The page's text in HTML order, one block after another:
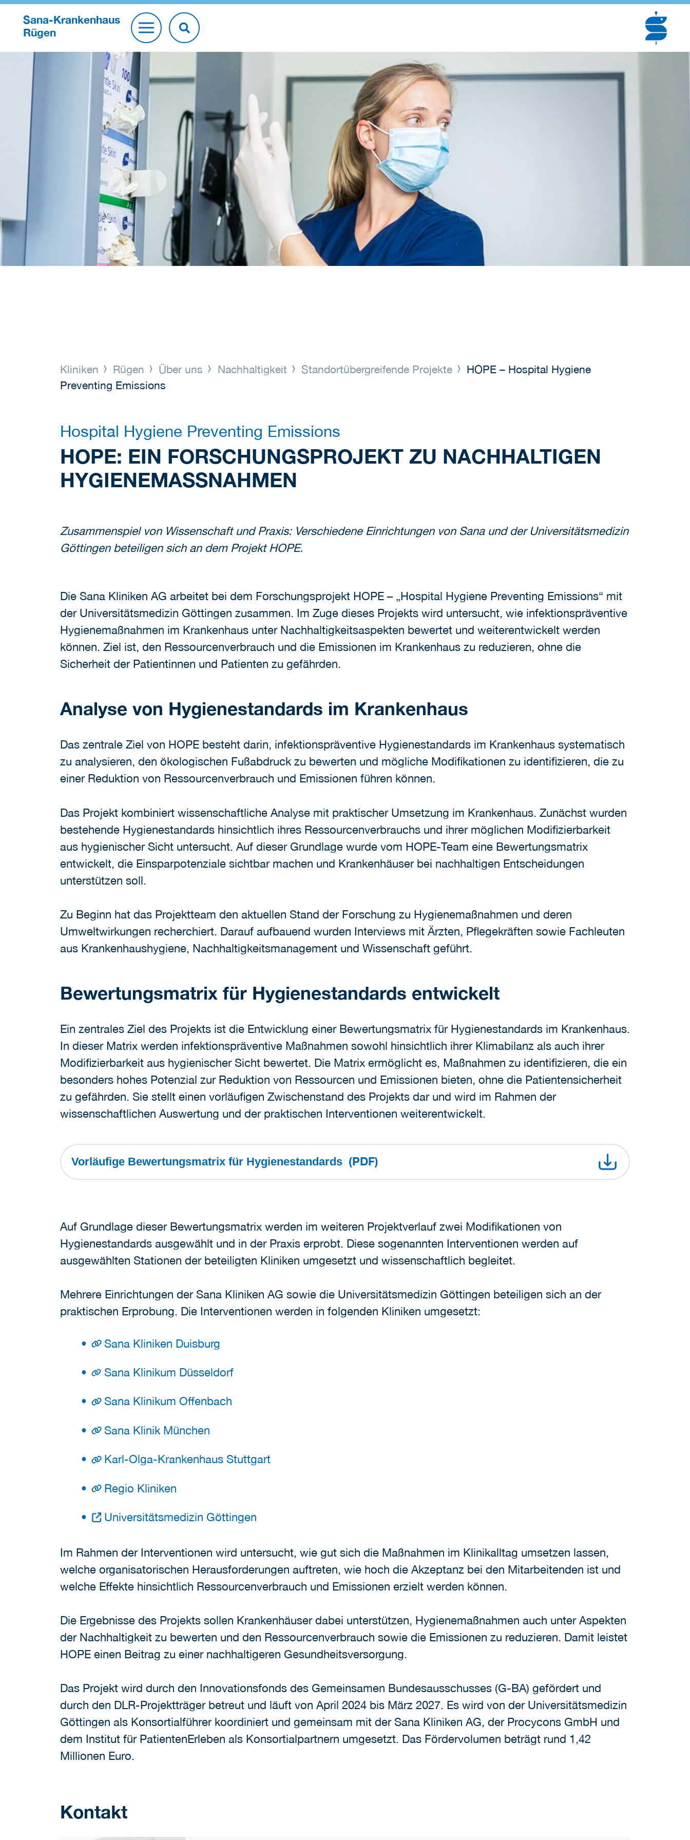
Sana-Krankenhaus
Rügen
Kliniken Rügen Über uns Nachhaltigkeit Standortübergreifende Projekte
HOPE – Hospital Hygiene
Preventing Emissions
Hospital Hygiene Preventing Emissions
HOPE: EIN FORSCHUNGSPROJEKT ZU NACHHALTIGEN
HYGIENEMASSNAHMEN
Zusammenspiel von Wissenschaft und Praxis: Verschiedene Einrichtungen von Sana und der Universitätsmedizin
Göttingen beteiligen sich an dem Projekt HOPE.
Die Sana Kliniken AG arbeitet bei dem Forschungsprojekt HOPE – „Hospital Hygiene Preventing Emissions“ mit
der Universitätsmedizin Göttingen zusammen. Im Zuge dieses Projekts wird untersucht, wie infektionspräventive
Hygienemaßnahmen im Krankenhaus unter Nachhaltigkeitsaspekten bewertet und weiterentwickelt werden
können. Ziel ist, den Ressourcenverbrauch und die Emissionen im Krankenhaus zu reduzieren, ohne die
Sicherheit der Patientinnen und Patienten zu gefährden.
Analyse von Hygienestandards im Krankenhaus
Das zentrale Ziel von HOPE besteht darin, infektionspräventive Hygienestandards im Krankenhaus systematisch
zu analysieren, den ökologischen Fußabdruck zu bewerten und mögliche Modifikationen zu identifizieren, die zu
einer Reduktion von Ressourcenverbrauch und Emissionen führen können.
Das Projekt kombiniert wissenschaftliche Analyse mit praktischer Umsetzung im Krankenhaus. Zunächst wurden
bestehende Hygienestandards hinsichtlich ihres Ressourcenverbrauchs und ihrer möglichen Modifizierbarkeit
aus hygienischer Sicht untersucht. Auf dieser Grundlage wurde vom HOPE-Team eine Bewertungsmatrix
entwickelt, die Einsparpotenziale sichtbar machen und Krankenhäuser bei nachhaltigen Entscheidungen
unterstützen soll.
Zu Beginn hat das Projektteam den aktuellen Stand der Forschung zu Hygienemaßnahmen und deren
Umweltwirkungen recherchiert. Darauf aufbauend wurden Interviews mit Ärzten, Pflegekräften sowie Fachleuten
aus Krankenhaushygiene, Nachhaltigkeitsmanagement und Wissenschaft geführt.
Bewertungsmatrix für Hygienestandards entwickelt
Ein zentrales Ziel des Projekts ist die Entwicklung einer Bewertungsmatrix für Hygienestandards im Krankenhaus.
In dieser Matrix werden infektionspräventive Maßnahmen sowohl hinsichtlich ihrer Klimabilanz als auch ihrer
Modifizierbarkeit aus hygienischer Sicht bewertet. Die Matrix ermöglicht es, Maßnahmen zu identifizieren, die ein
besonders hohes Potenzial zur Reduktion von Ressourcen und Emissionen bieten, ohne die Patientensicherheit
zu gefährden. Sie stellt einen vorläufigen Zwischenstand des Projekts dar und wird im Rahmen der
wissenschaftlichen Auswertung und der praktischen Interventionen weiterentwickelt.
Vorläufige Bewertungsmatrix für Hygienestandards (PDF)
Auf Grundlage dieser Bewertungsmatrix werden im weiteren Projektverlauf zwei Modifikationen von
Hygienestandards ausgewählt und in der Praxis erprobt. Diese sogenannten Interventionen werden auf
ausgewählten Stationen der beteiligten Kliniken umgesetzt und wissenschaftlich begleitet.
Mehrere Einrichtungen der Sana Kliniken AG sowie die Universitätsmedizin Göttingen beteiligen sich an der
praktischen Erprobung. Die Interventionen werden in folgenden Kliniken umgesetzt:
Sana Kliniken Duisburg
Sana Klinikum Düsseldorf
Sana Klinikum Offenbach
Sana Klinik München
Karl-Olga-Krankenhaus Stuttgart
Regio Kliniken
Universitätsmedizin Göttingen
Im Rahmen der Interventionen wird untersucht, wie gut sich die Maßnahmen im Klinikalltag umsetzen lassen,
welche organisatorischen Herausforderungen auftreten, wie hoch die Akzeptanz bei den Mitarbeitenden ist und
welche Effekte hinsichtlich Ressourcenverbrauch und Emissionen erzielt werden können.
Die Ergebnisse des Projekts sollen Krankenhäuser dabei unterstützen, Hygienemaßnahmen auch unter Aspekten
der Nachhaltigkeit zu bewerten und den Ressourcenverbrauch sowie die Emissionen zu reduzieren. Damit leistet
HOPE einen Beitrag zu einer nachhaltigeren Gesundheitsversorgung.
Das Projekt wird durch den Innovationsfonds des Gemeinsamen Bundesausschusses (G-BA) gefördert und
durch den DLR-Projektträger betreut und läuft von April 2024 bis März 2027. Es wird von der Universitätsmedizin
Göttingen als Konsortialführer koordiniert und gemeinsam mit der Sana Kliniken AG, der Procycons GmbH und
dem Institut für PatientenErleben als Konsortialpartnern umgesetzt. Das Fördervolumen beträgt rund 1,42
Millionen Euro.
Kontakt